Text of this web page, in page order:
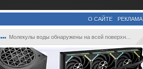
О САЙТЕ РЕКЛАМА
Молекулы воды обнаружены на всей поверхн...